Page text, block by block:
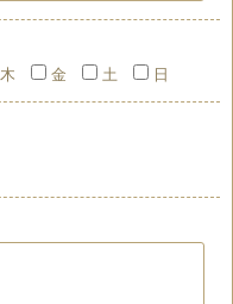
木 金 土 日